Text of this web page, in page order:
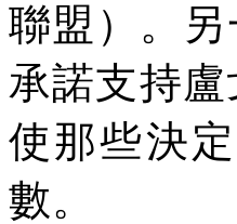
聯盟）。
承諾支持
使那些決
數。